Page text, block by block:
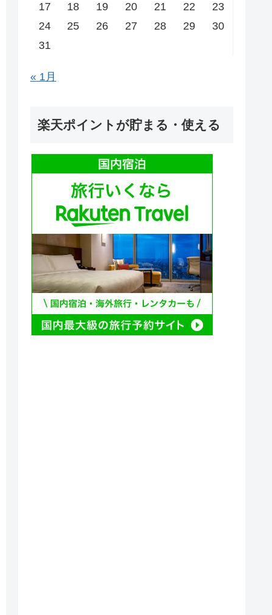
17
18 19 20 21 22
23
24
25 26 27 28 29
30
31
« 1月
楽天ポイントが貯まる・使える